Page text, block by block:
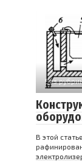
Без
В этой